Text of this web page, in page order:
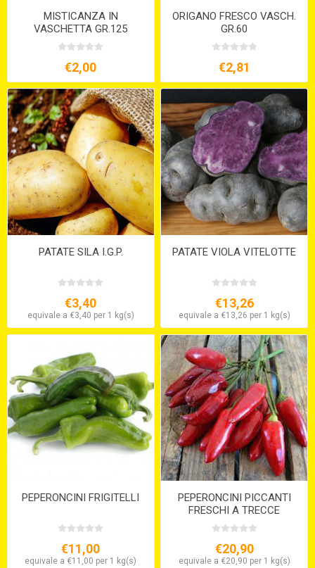
MISTICANZA IN
VASCHETTA GR.125
€2,00
ORIGANO FRESCO VASCH.
GR.60
€2,81
PATATE SILA I.G.P.
€3,40
equivale a €3,40 per 1 kg(s)
PATATE VIOLA VITELOTTE
€13,26
equivale a €13,26 per 1 kg(s)
PEPERONCINI FRIGITELLI
€11,00
equivale a €11,00 per 1 kg(s)
PEPERONCINI PICCANTI
FRESCHI A TRECCE
€20,90
equivale a €20,90 per 1 kg(s)